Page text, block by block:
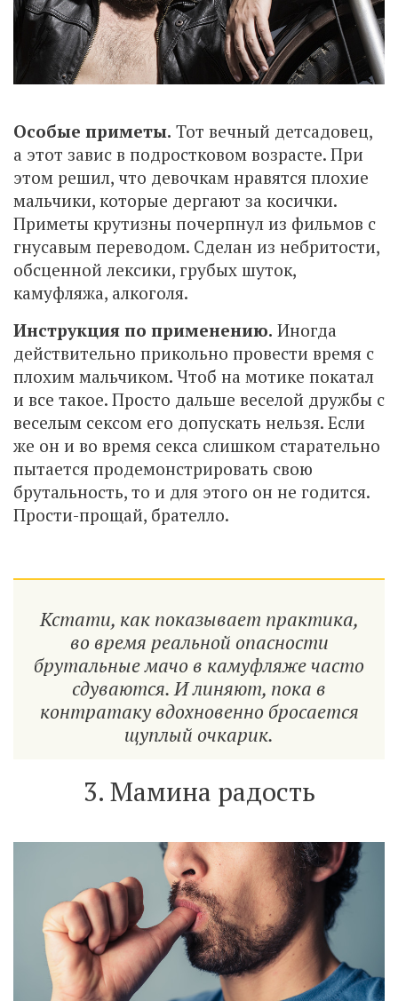
Особые приметы. Тот вечный детсадовец,
а этот завис в подростковом возрасте. При
этом решил, что девочкам нравятся плохие
мальчики, которые дергают за косички.
Приметы крутизны почерпнул из фильмов с
гнусавым переводом. Сделан из небритости,
обсценной лексики, грубых шуток,
камуфляжа, алкоголя.
Инструкция по применению. Иногда
действительно прикольно провести время с
плохим мальчиком. Чтоб на мотике покатал
и все такое. Просто дальше веселой дружбы с
веселым сексом его допускать нельзя. Если
же он и во время секса слишком старательно
пытается продемонстрировать свою
брутальность, то и для этого он не годится.
Прости-прощай, брателло.
Кстати, как показывает практика,
во время реальной опасности
брутальные мачо в камуфляже часто
сдуваются. И линяют, пока в
контратаку вдохновенно бросается
щуплый очкарик.
3. Мамина радость